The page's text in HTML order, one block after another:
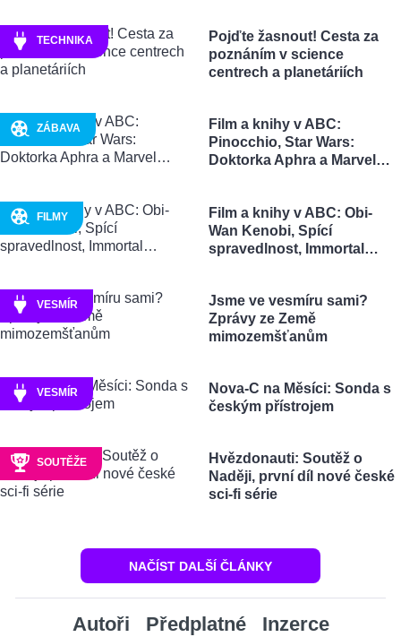
TECHNIKA
Pojďte žasnout! Cesta za
poznáním v science
centrech a planetáriích
ZÁBAVA
Film a knihy v ABC:
Pinocchio, Star Wars:
Doktorka Aphra a Marvel…
FILMY
Film a knihy v ABC: Obi-
Wan Kenobi, Spící
spravedlnost, Immortal…
VESMÍR
Jsme ve vesmíru sami?
Zprávy ze Země
mimozemšťanům
VESMÍR
Nova-C na Měsíci: Sonda s
českým přístrojem
SOUTĚŽE
Hvězdonauti: Soutěž o
Naději, první díl nové české
sci-fi série
NAČÍST DALŠÍ ČLÁNKY
Autoři Předplatné Inzerce